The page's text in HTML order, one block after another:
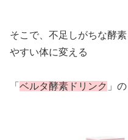
そこで、不足しがちな酵
やすい体に変える
「 ベルタ酵素ドリンク 」